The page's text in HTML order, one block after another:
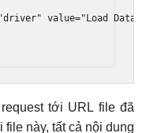
"driver" value="Load Data"
tới URL file đã
file này, tất cả nội dung